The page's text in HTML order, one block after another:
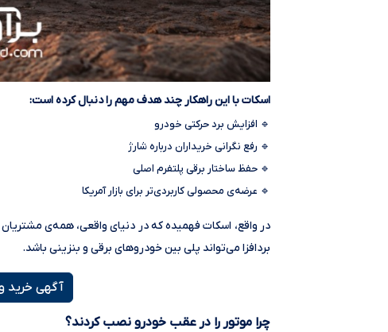
اسکات با این راهکار چند هدف مهم را دنبال کرده است:
🔹 افزایش برد حرکتی خودرو
🔹 رفع نگرانی خریداران درباره شارژ
🔹 حفظ ساختار برقی پلتفرم اصلی
🔹 عرضه‌ی محصولی کاربردی‌تر برای بازار آمریکا
در واقع، اسکات فهمیده که در دنیای واقعی، همه‌ی مشتریان
بردافزا می‌تواند پلی بین خودروهای برقی و بنزینی باشد.
آگهی خرید
چرا موتور را در عقب خودرو نصب کردند؟